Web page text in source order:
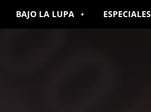
BAJO LA LUPA ESPECIALES